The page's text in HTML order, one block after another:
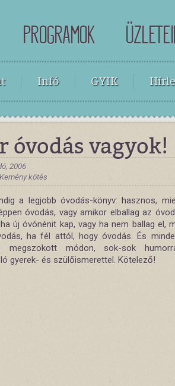
PROGRAMOK
Infó GYIK
óvodás vagyok!
2006
kötés
a legjobb óvodás-könyv: hasznos,
óvodás, vagy amikor elballag az
új óvónénit kap, vagy ha nem ballag el,
ha fél attól, hogy óvodás. És
megszokott módon, sok-sok
gyerek- és szülőismerettel. Kötelező!